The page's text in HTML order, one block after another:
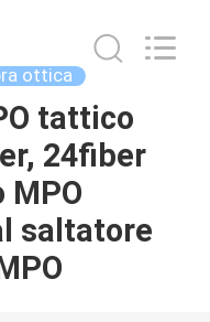
ottica
tattico
24fiber
MPO
saltatore